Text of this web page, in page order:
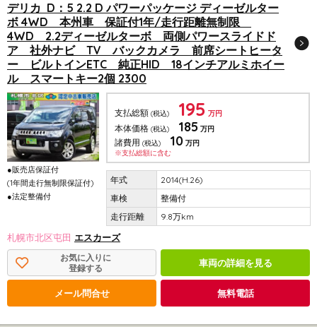
デリカ D：5 2.2 D パワーパッケージ ディーゼルター
ボ 4WD 本州車 保証付1年/走行距離無制限
4WD 2.2ディーゼルターボ 両側パワースライドド
ア 社外ナビ TV バックカメラ 前席シートヒータ
ー ビルトインETC 純正HID 18インチアルミホイー
ル スマートキー2個 2300
●販売店保証付
(1年間走行無制限保証付)
●法定整備付
支払総額 (税込) 195 万円
本体価格 (税込) 185 万円
諸費用 (税込) 10 万円
※支払総額に含む
2014(H.26)
整備付
9.8万km
札幌市北区屯田 エスカーズ
お気に入りに
登録する
車両の詳細を見る
メール問合せ 無料電話